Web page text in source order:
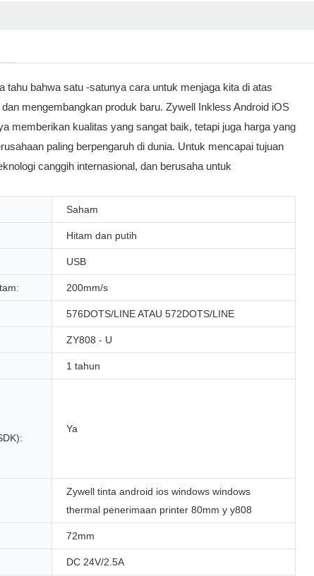
tahu bahwa satu -satunya cara untuk menjaga kita di atas
mengembangkan produk baru. Zywell Inkless Android iOS
memberikan kualitas yang sangat baik, tetapi juga harga yang
paling berpengaruh di dunia. Untuk mencapai tujuan
canggih internasional, dan berusaha untuk
Saham
Hitam dan putih
USB
200mm/s
576DOTS/LINE ATAU 572DOTS/LINE
ZY808 - U
1 tahun
Ya
Zywell tinta android ios windows windows
thermal penerimaan printer 80mm y y808
72mm
DC 24V/2.5A